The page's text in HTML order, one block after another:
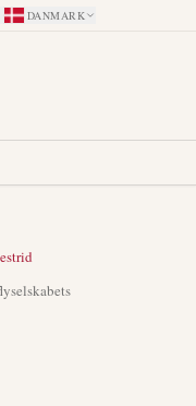
DANMARK